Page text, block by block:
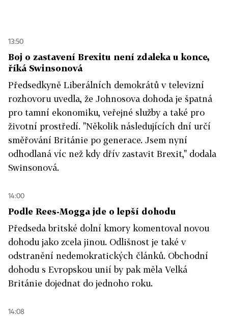
13:50
Boj o zastavení Brexitu není zdaleka u konce,
říká Swinsonová
Předsedkyně Liberálních demokrátů v televizní
rozhovoru uvedla, že Johnosova dohoda je špatná
pro tamní ekonomiku, veřejné služby a také pro
životní prostředí. "Několik následujících dní určí
směřování Británie po generace. Jsem nyní
odhodlaná víc než kdy dřív zastavit Brexit," dodala
Swinsonová.
14:00
Podle Rees-Mogga jde o lepší dohodu
Předseda britské dolní kmory komentoval novou
dohodu jako zcela jinou. Odlišnost je také v
odstranění nedemokratických článků. Obchodní
dohodu s Evropskou unií by pak měla Velká
Británie dojednat do jednoho roku.
14:08